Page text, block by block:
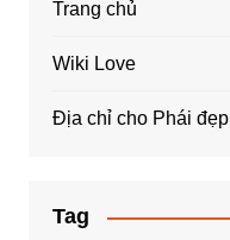
Trang chủ
Wiki Love
Địa chỉ cho Phái đẹp
Tag